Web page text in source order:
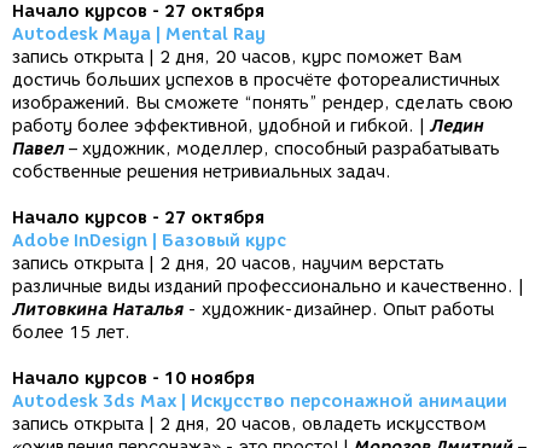
Начало курсов - 27 октября
Autodesk Maya | Mental Ray
запись открыта | 2 дня, 20 часов, курс поможет Вам
достичь больших успехов в просчёте фотореалистичных
изображений. Вы сможете “понять” рендер, сделать свою
работу более эффективной, удобной и гибкой. |Ледин
Павел – художник, моделлер, способный разрабатывать
собственные решения нетривиальных задач.
Начало курсов - 27 октября
Adobe InDesign | Базовый курс
запись открыта | 2 дня, 20 часов, научим верстать
различные виды изданий профессионально и качественно. |
Литовкина Наталья - художник-дизайнер. Опыт работы
более 15 лет.
Начало курсов - 10 ноября
Autodesk 3ds Max | Искусство персонажной анимации
запись открыта | 2 дня, 20 часов, овладеть искусством